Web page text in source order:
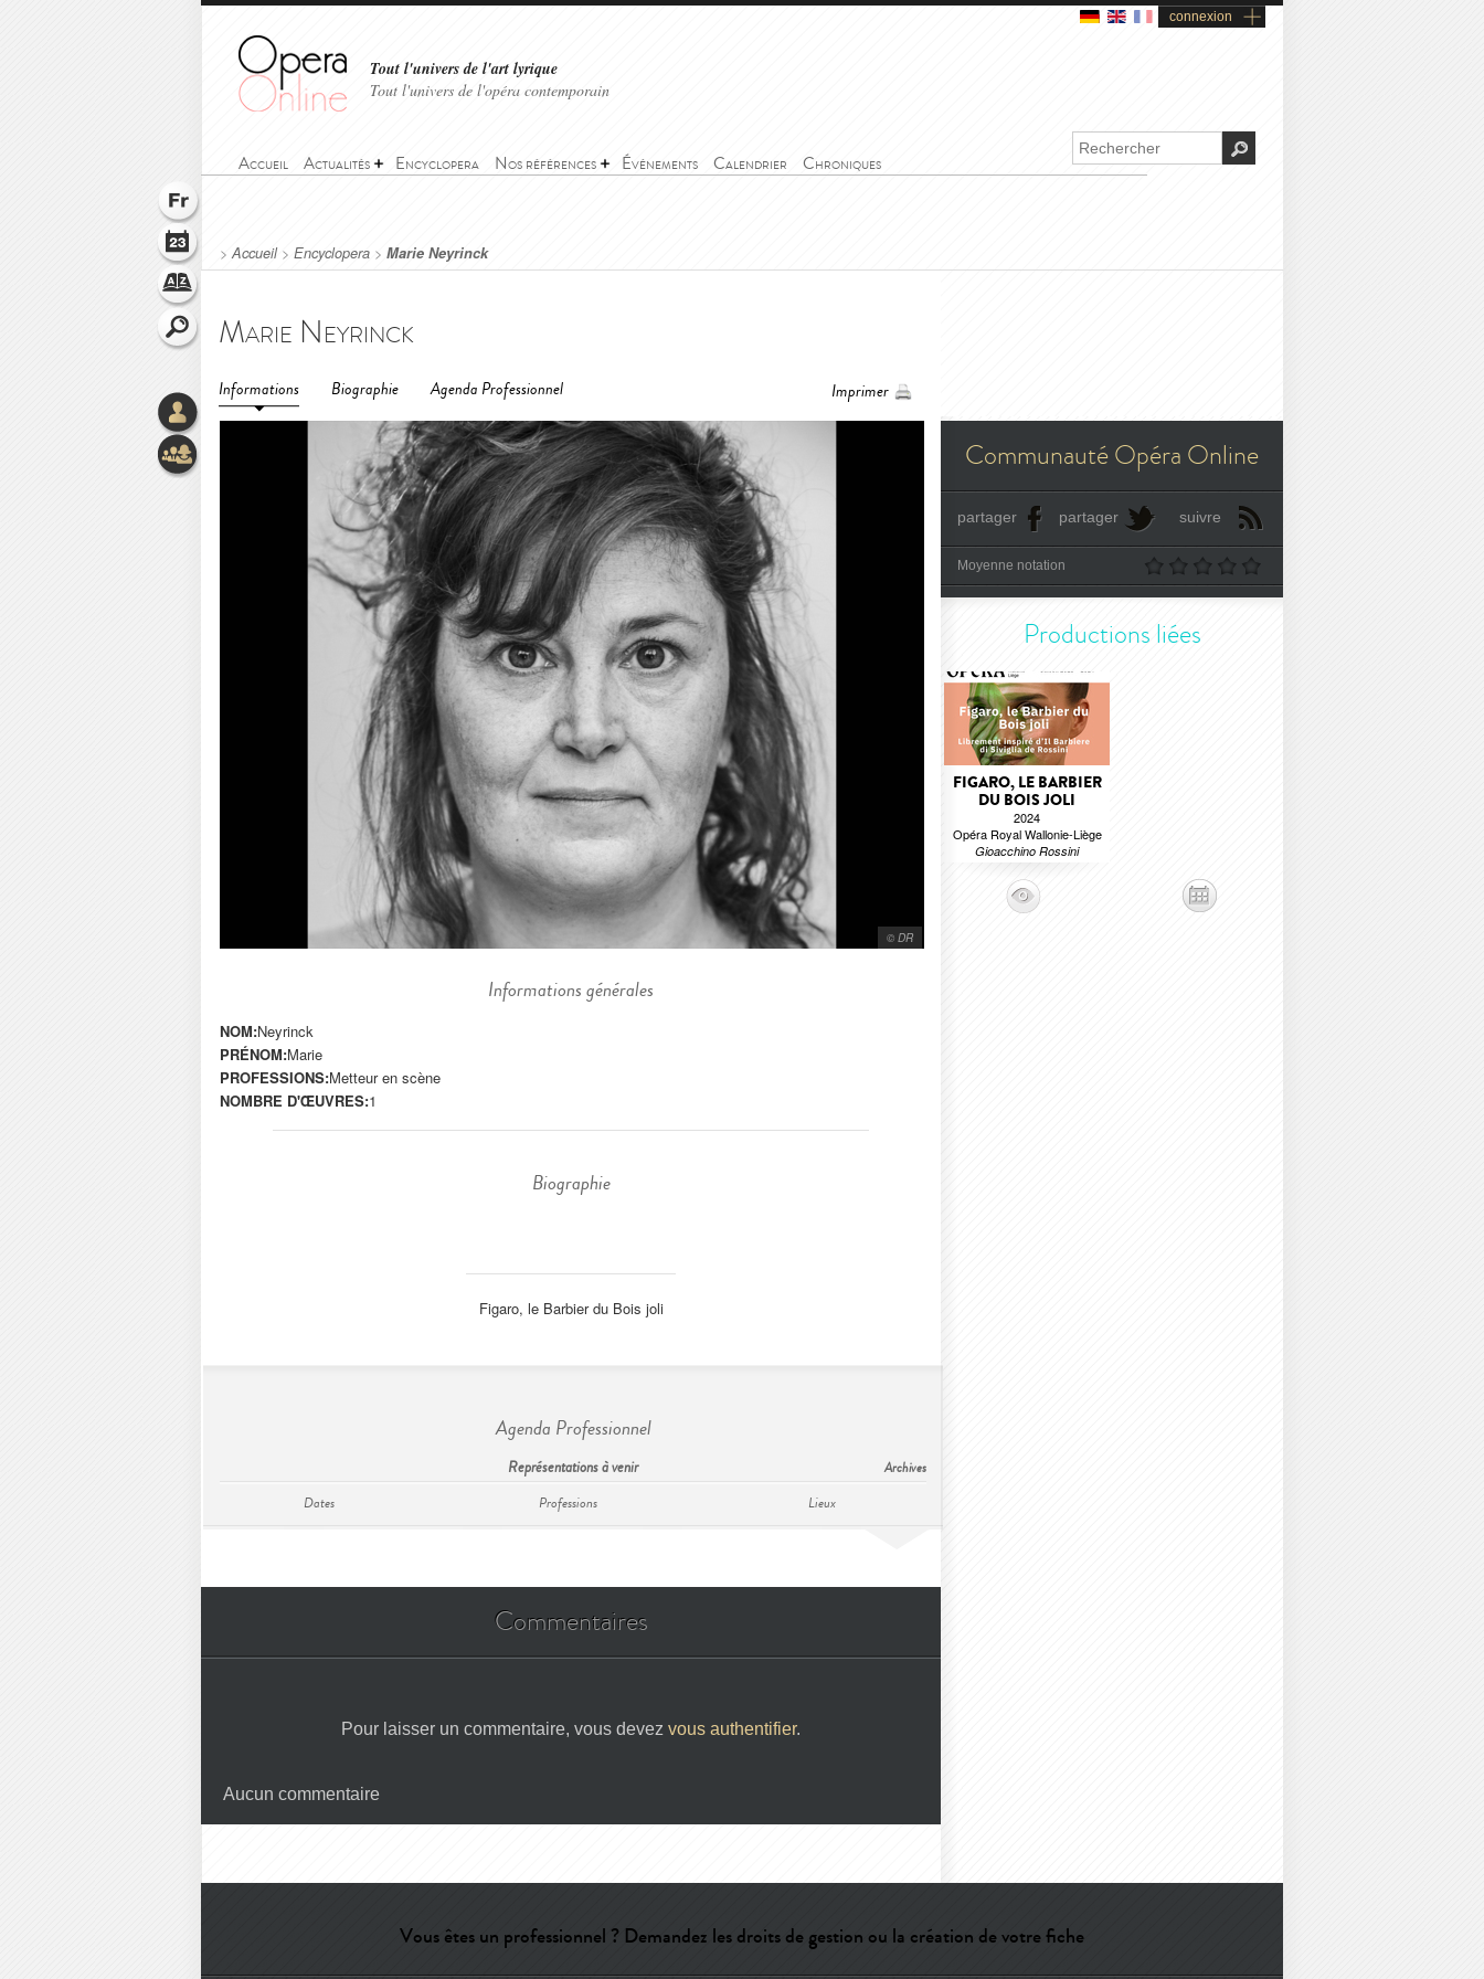
connexion
Tout l'univers de l'art lyrique
Tout l'univers de l'opéra contemporain
Accueil Actualités Encyclopera Nos références Événements Calendrier Chroniques
>Accueil> Encyclopera > Marie Neyrinck
Marie Neyrinck
Informations Biographie Agenda Professionnel Imprimer
© DR
Informations générales
NOM:Neyrinck
PRÉNOM:Marie
PROFESSIONS:Metteur en scène
NOMBRE D'ŒUVRES:1
Biographie
Figaro, le Barbier du Bois joli
Agenda Professionnel
Représentations à venir Archives
Dates Professions Lieux
Commentaires
Pour laisser un commentaire, vous devez vous authentifier.
Aucun commentaire
Communauté Opéra Online
partager partager suivre
Moyenne notation
Productions liées
FIGARO, LE BARBIER
DU BOIS JOLI
2024
Opéra Royal Wallonie-Liège
Gioacchino Rossini
Vous êtes un professionnel ? Demandez les droits de gestion ou la création de votre fiche